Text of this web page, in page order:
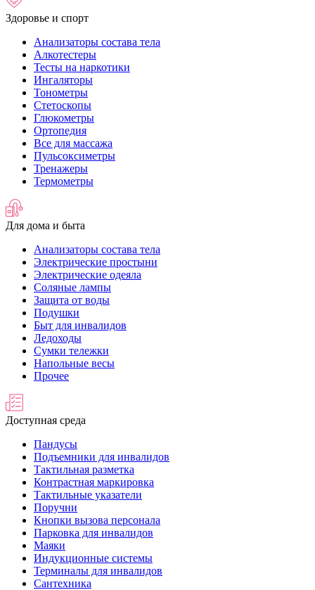
Здоровье и спорт
Анализаторы состава тела
Алкотестеры
Тесты на наркотики
Ингаляторы
Тонометры
Стетоскопы
Глюкометры
Ортопедия
Все для массажа
Пульсоксиметры
Тренажеры
Термометры
Для дома и быта
Анализаторы состава тела
Электрические простыни
Электрические одеяла
Соляные лампы
Защита от воды
Подушки
Быт для инвалидов
Ледоходы
Сумки тележки
Напольные весы
Прочее
Доступная среда
Пандусы
Подъемники для инвалидов
Тактильная разметка
Контрастная маркировка
Тактильные указатели
Поручни
Кнопки вызова персонала
Парковка для инвалидов
Маяки
Индукционные системы
Терминалы для инвалидов
Сантехника